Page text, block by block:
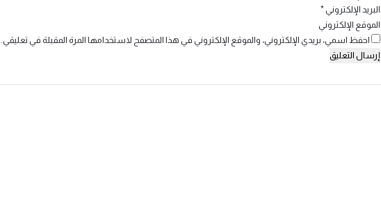
البريد الإلكتروني*
الموقع الإلكتروني
احفظ اسمي، بريدي الإلكتروني، والموقع الإلكتروني في هذا المتصفح لاستخدامها المرة المقبلة في تعليقي.